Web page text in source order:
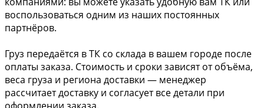
воспользоваться одним из наших постоянных
партнёров.
Груз передаётся в ТК со склада в вашем городе после
оплаты заказа. Стоимость и сроки зависят от объёма,
веса груза и региона доставки — менеджер
рассчитает доставку и согласует все детали при